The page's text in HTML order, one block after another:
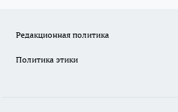
Редакционная политика
Политика этики